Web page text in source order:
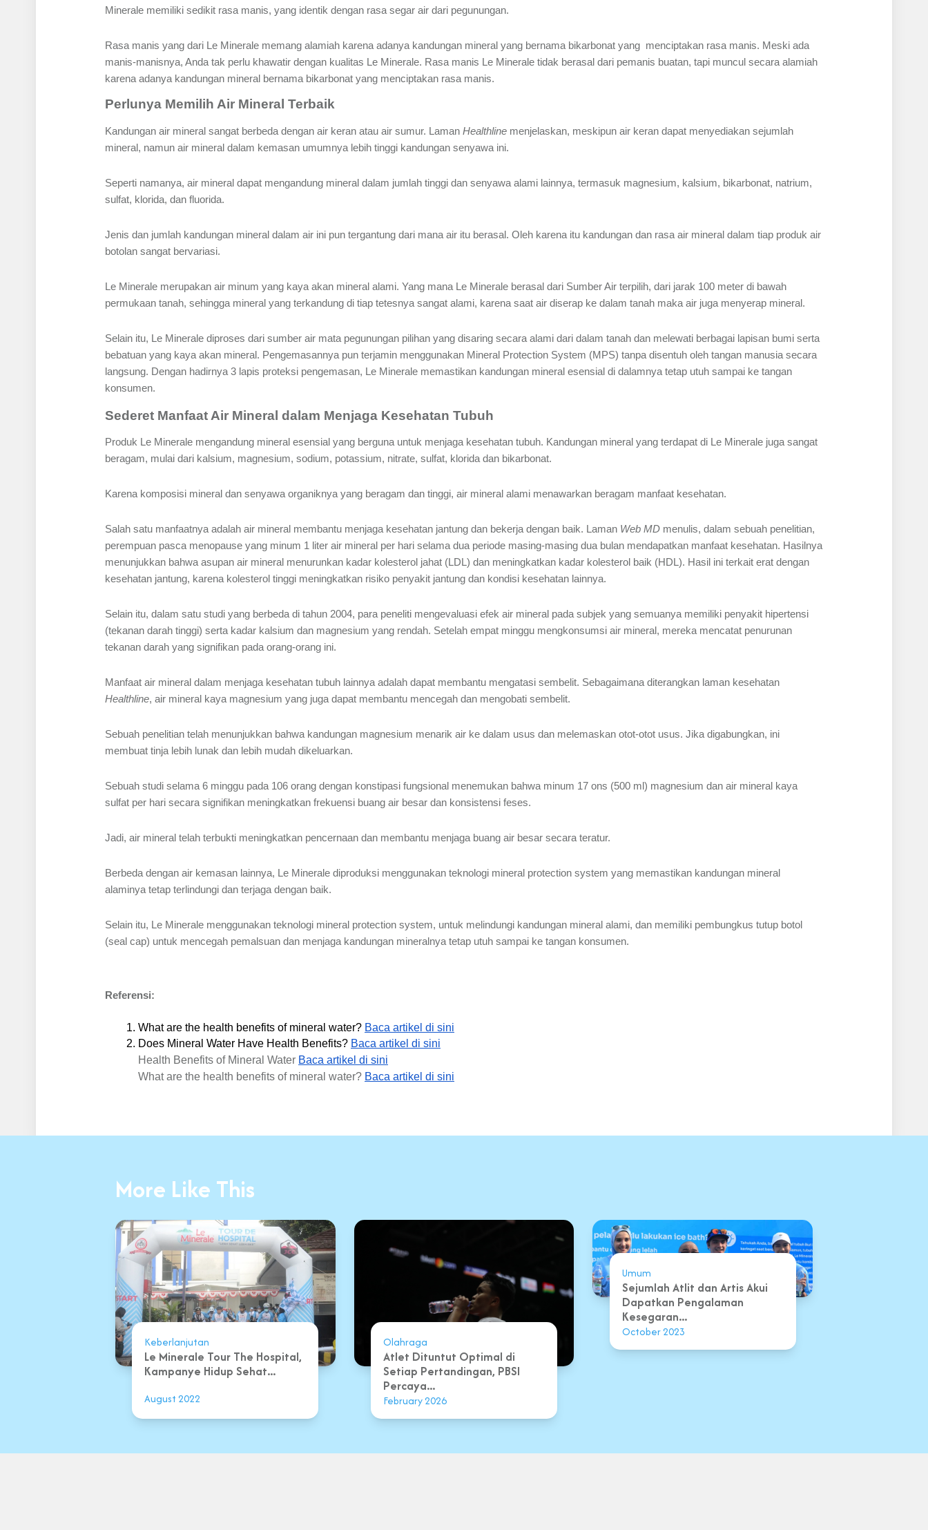
Minerale memiliki sedikit rasa manis, yang identik dengan rasa segar air dari pegunungan.
Rasa manis yang dari Le Minerale memang alamiah karena adanya kandungan mineral yang bernama bikarbonat yang menciptakan rasa manis. Meski ada
manis-manisnya, Anda tak perlu khawatir dengan kualitas Le Minerale. Rasa manis Le Minerale tidak berasal dari pemanis buatan, tapi muncul secara alamiah
karena adanya kandungan mineral bernama bikarbonat yang menciptakan rasa manis.
Perlunya Memilih Air Mineral Terbaik
Kandungan air mineral sangat berbeda dengan air keran atau air sumur. Laman Healthline menjelaskan, meskipun air keran dapat menyediakan sejumlah
mineral, namun air mineral dalam kemasan umumnya lebih tinggi kandungan senyawa ini.
Seperti namanya, air mineral dapat mengandung mineral dalam jumlah tinggi dan senyawa alami lainnya, termasuk magnesium, kalsium, bikarbonat, natrium,
sulfat, klorida, dan fluorida.
Jenis dan jumlah kandungan mineral dalam air ini pun tergantung dari mana air itu berasal. Oleh karena itu kandungan dan rasa air mineral dalam tiap produk air
botolan sangat bervariasi.
Le Minerale merupakan air minum yang kaya akan mineral alami. Yang mana Le Minerale berasal dari Sumber Air terpilih, dari jarak 100 meter di bawah
permukaan tanah, sehingga mineral yang terkandung di tiap tetesnya sangat alami, karena saat air diserap ke dalam tanah maka air juga menyerap mineral.
Selain itu, Le Minerale diproses dari sumber air mata pegunungan pilihan yang disaring secara alami dari dalam tanah dan melewati berbagai lapisan bumi serta
bebatuan yang kaya akan mineral. Pengemasannya pun terjamin menggunakan Mineral Protection System (MPS) tanpa disentuh oleh tangan manusia secara
langsung. Dengan hadirnya 3 lapis proteksi pengemasan, Le Minerale memastikan kandungan mineral esensial di dalamnya tetap utuh sampai ke tangan
konsumen.
Sederet Manfaat Air Mineral dalam Menjaga Kesehatan Tubuh
Produk Le Minerale mengandung mineral esensial yang berguna untuk menjaga kesehatan tubuh. Kandungan mineral yang terdapat di Le Minerale juga sangat
beragam, mulai dari kalsium, magnesium, sodium, potassium, nitrate, sulfat, klorida dan bikarbonat.
Karena komposisi mineral dan senyawa organiknya yang beragam dan tinggi, air mineral alami menawarkan beragam manfaat kesehatan.
Salah satu manfaatnya adalah air mineral membantu menjaga kesehatan jantung dan bekerja dengan baik. Laman Web MD menulis, dalam sebuah penelitian,
perempuan pasca menopause yang minum 1 liter air mineral per hari selama dua periode masing-masing dua bulan mendapatkan manfaat kesehatan. Hasilnya
menunjukkan bahwa asupan air mineral menurunkan kadar kolesterol jahat (LDL) dan meningkatkan kadar kolesterol baik (HDL). Hasil ini terkait erat dengan
kesehatan jantung, karena kolesterol tinggi meningkatkan risiko penyakit jantung dan kondisi kesehatan lainnya.
Selain itu, dalam satu studi yang berbeda di tahun 2004, para peneliti mengevaluasi efek air mineral pada subjek yang semuanya memiliki penyakit hipertensi
(tekanan darah tinggi) serta kadar kalsium dan magnesium yang rendah. Setelah empat minggu mengkonsumsi air mineral, mereka mencatat penurunan
tekanan darah yang signifikan pada orang-orang ini.
Manfaat air mineral dalam menjaga kesehatan tubuh lainnya adalah dapat membantu mengatasi sembelit. Sebagaimana diterangkan laman kesehatan
Healthline, air mineral kaya magnesium yang juga dapat membantu mencegah dan mengobati sembelit.
Sebuah penelitian telah menunjukkan bahwa kandungan magnesium menarik air ke dalam usus dan melemaskan otot-otot usus. Jika digabungkan, ini
membuat tinja lebih lunak dan lebih mudah dikeluarkan.
Sebuah studi selama 6 minggu pada 106 orang dengan konstipasi fungsional menemukan bahwa minum 17 ons (500 ml) magnesium dan air mineral kaya
sulfat per hari secara signifikan meningkatkan frekuensi buang air besar dan konsistensi feses.
Jadi, air mineral telah terbukti meningkatkan pencernaan dan membantu menjaga buang air besar secara teratur.
Berbeda dengan air kemasan lainnya, Le Minerale diproduksi menggunakan teknologi mineral protection system yang memastikan kandungan mineral
alaminya tetap terlindungi dan terjaga dengan baik.
Selain itu, Le Minerale menggunakan teknologi mineral protection system, untuk melindungi kandungan mineral alami, dan memiliki pembungkus tutup botol
(seal cap) untuk mencegah pemalsuan dan menjaga kandungan mineralnya tetap utuh sampai ke tangan konsumen.
Referensi:
What are the health benefits of mineral water? Baca artikel di sini
Does Mineral Water Have Health Benefits? Baca artikel di sini
Health Benefits of Mineral Water Baca artikel di sini
What are the health benefits of mineral water? Baca artikel di sini
More Like This
Keberlanjutan
Le Minerale Tour The Hospital,
Kampanye Hidup Sehat...
August 2022
Olahraga
Atlet Dituntut Optimal di
Setiap Pertandingan, PBSI
Percaya...
February 2026
Umum
Sejumlah Atlit dan Artis Akui
Dapatkan Pengalaman
Kesegaran...
October 2023